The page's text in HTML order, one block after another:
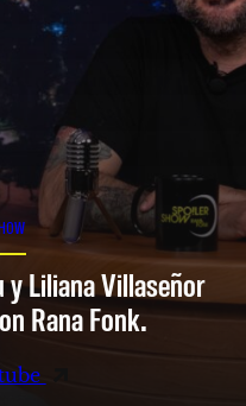
y Liliana Villaseñor
Rana Fonk.